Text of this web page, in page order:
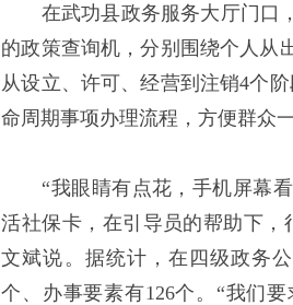
在武功县政务服务大厅门口，
的政策查询机，分别围绕个人从
从设立、许可、经营到注销4个
命周期事项办理流程，方便群众
“我眼睛有点花，手机屏幕看
活社保卡，在引导员的帮助下
文斌说。据统计，在四级政务
个、办事要素有126个。“我们